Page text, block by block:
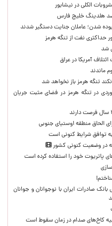
شدن؛ عاملان جنایت دستگیر شدند
حداکثری نفت از تنگه هرمز
شد
آمریکا در عراق
ماندند
تنگه هرمز باز نخواهد شد
در تنگه هرمز در فضای مثبت جریان
الحاق منطقه اوستیای جنوبی
توافق شرایط کنونی است
در وضعیت کنونی کشور
بانک صادرات ایران با نوجوانان و جوانان
کاخ‌های صدام در زمان سقوط است